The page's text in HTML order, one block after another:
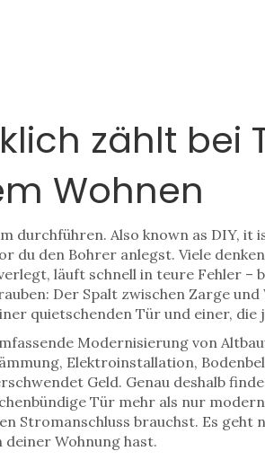
zählt bei
Wohnen
durchführen. Also known as DIY, it
du den Bohrer anlegst. Viele
läuft schnell in teure Fehler
Der Spalt zwischen Zarge
quietschenden Tür und einer, die
Modernisierung von
Elektroinstallation,
Geld. Genau deshalb
Tür mehr als nur
Stromanschluss brauchst. Es geht
Wohnung hast.